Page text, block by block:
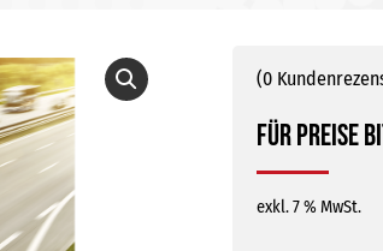
Für Preise
(0
exkl. 7 % MwSt.